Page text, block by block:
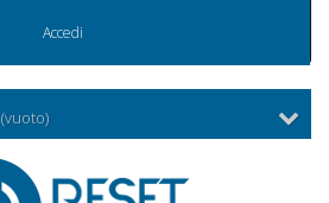
Accedi
(vuoto)